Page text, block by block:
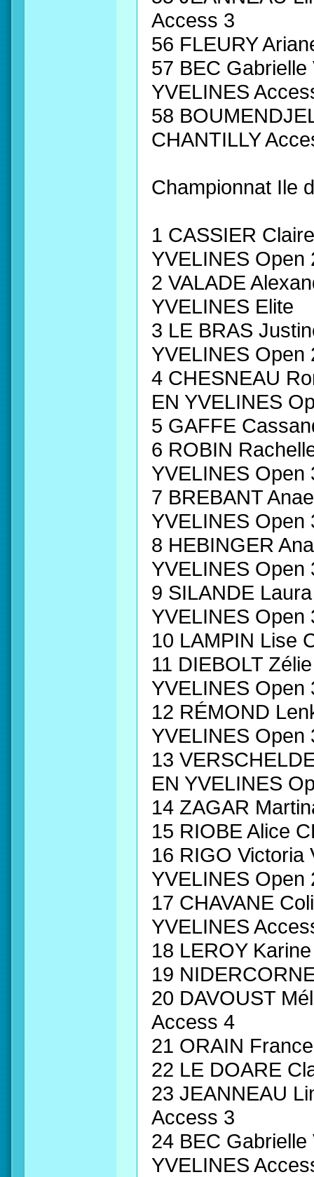
Access 3
56 FLEURY
57 BEC
YVELINES
58
CHANTILLY
Championnat Ile
1 CASSIER
YVELINES Open
2 VALADE
YVELINES Elite
3 LE BRAS
YVELINES Open
4 CHESNEAU
EN YVELINES
5 GAFFE
6 ROBIN
YVELINES Open
7 BREBANT
YVELINES Open
8 HEBINGER
YVELINES Open
9 SILANDE
YVELINES Open
10 LAMPIN Lise
11 DIEBOLT
YVELINES Open
12 RÉMOND
YVELINES Open
13
EN YVELINES
14 ZAGAR
15 RIOBE Alice
16 RIGO Victoria
YVELINES Open
17 CHAVANE
YVELINES
18 LEROY
19
20 DAVOUST
Access 4
21 ORAIN
22 LE DOARE
23 JEANNEAU
Access 3
24 BEC
YVELINES